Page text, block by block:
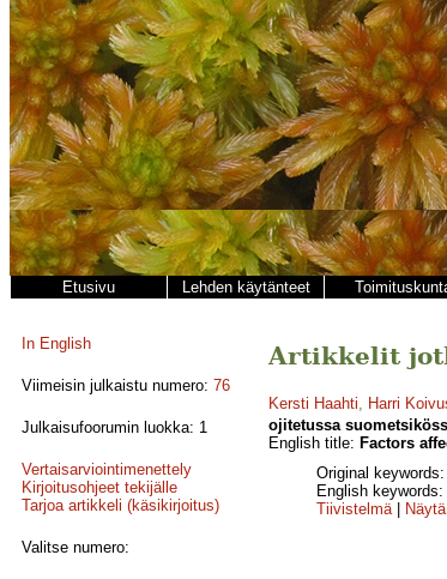
Etusivu Lehden käytänteet
In English
Viimeisin julkaistu numero: 76
Julkaisufoorumin luokka: 1
Vertaisarviointimenettely
Kirjoitusohjeet tekijälle
Tarjoa artikkeli (käsikirjoitus)
Valitse numero:
Artikkelit
Kersti Haahti, Harri
ojitetussa
English title: Factors
Original keywords:
English keywords:
Tiivistelmä|